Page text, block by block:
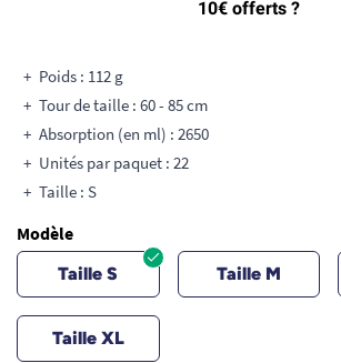
Poids : 112 g
Tour de taille : 60 - 85 cm
Absorption (en ml) : 2650
Unités par paquet : 22
Taille : S
Modèle
Taille S Taille M
Taille XL